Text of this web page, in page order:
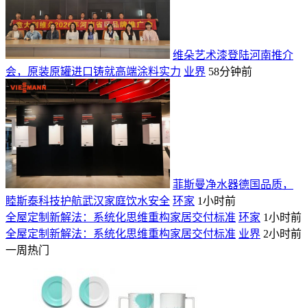
维朵艺术漆登陆河南推介
会，原装原罐进口铸就高端涂料实力 业界 58分钟前
菲斯曼净水器德国品质，
睦斯泰科技护航武汉家庭饮水安全 环家 1小时前
全屋定制新解法：系统化思维重构家居交付标准 环家 1小时前
全屋定制新解法：系统化思维重构家居交付标准 业界 2小时前
一周热门